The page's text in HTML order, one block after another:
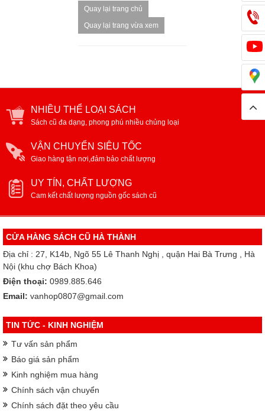
Quay lại trang chủ
Quay lại trang vừa xem
NHIỀU THỂ LOẠI SÁCH
Sách cũ đa dạng, phong phú nhiều chủng loại
VẬN CHUYỂN SIÊU TỐC
Giao hàng tận nơi,đảm bảo chất lượng
UY TÍN, CHẤT LƯỢNG
Cam kết chất lượng nguồn gốc sách cũ
CỬA HÀNG SÁCH CŨ HÀ THÀNH
Địa chỉ : 27, K14b, Ngõ 55 Lê Thanh Nghị , quận Hai Bà Trưng , Hà
Nội (khu chợ Bách Khoa)
Điện thoại: 0989.885.646
Email: vanhop0807@gmail.com
TIN TỨC - KINH NGHIỆM
Tư vấn sản phẩm
Báo giá sản phẩm
Kinh nghiệm mua hàng
Chính sách vận chuyển
Chính sách đặt theo yêu cầu